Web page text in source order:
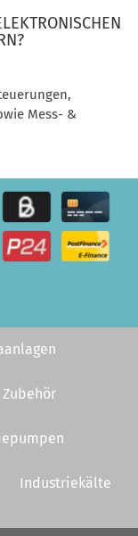
Mess- &
Zubehör
Industriekälte